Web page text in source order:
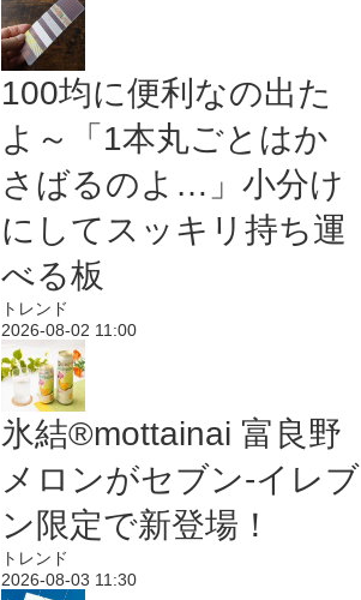
100均に便利なの出た
よ～「1本丸ごとはか
さばるのよ…」小分け
にしてスッキリ持ち運
べる板
トレンド
2026-08-02 11:00
氷結®mottainai 富良野
メロンがセブン‐イレブ
ン限定で新登場！
トレンド
2026-08-03 11:30